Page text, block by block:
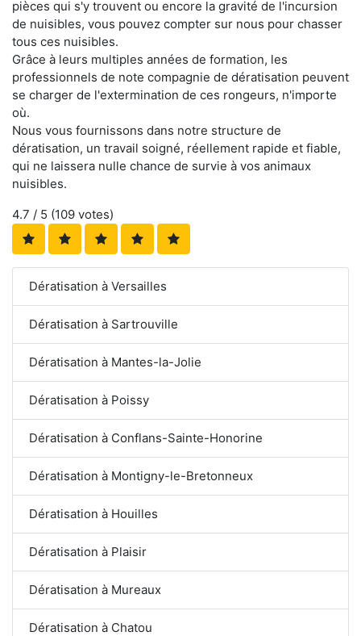
pièces qui s'y trouvent ou encore la gravité de l'incursion
de nuisibles, vous pouvez compter sur nous pour chasser
tous ces nuisibles.
Grâce à leurs multiples années de formation, les
professionnels de note compagnie de dératisation peuvent
se charger de l'extermination de ces rongeurs, n'importe
où.
Nous vous fournissons dans notre structure de
dératisation, un travail soigné, réellement rapide et fiable,
qui ne laissera nulle chance de survie à vos animaux
nuisibles.
4.7 / 5 (109 votes)
Dératisation à Versailles
Dératisation à Sartrouville
Dératisation à Mantes-la-Jolie
Dératisation à Poissy
Dératisation à Conflans-Sainte-Honorine
Dératisation à Montigny-le-Bretonneux
Dératisation à Houilles
Dératisation à Plaisir
Dératisation à Mureaux
Dératisation à Chatou